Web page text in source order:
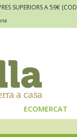
SUPERIORS A 59€
ECOMERCAT